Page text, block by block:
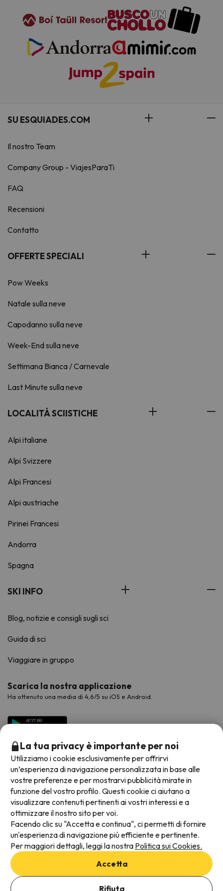
Aggiungi date per verificare la disponibilità
SU ESQUIADES.COM
Il nostro Team
Company Group - ViajesParaTi
FAQ
Recensioni
Contatto
OFFERTE SPECIALI
Pow Weeks
Natale sulla neve
Capodanno sulla neve
Week-End sulla neve
Settimana Bianca / Carnevale
Last Minute sulla neve
LOCALITÀ SCIISTICHE
Alpi italiane
Alpi Svizzere
Alpi Francesi
Alpi austriache
Pirinei Francesi
Andorra
Spagna
SKI INFO
Blog, notizie e consigli sugli sci
Guida di sci
Viaggiare in gruppo
Scarica la nostra applicazione
Ha ottenuto una media di 4,6/5 su iOS e Android.
Metodi di pagamento disponibili
Termini e condizioni generali
Protezione dei dati
Informativa sui cookie
La tua privacy è importante per noi
Utilizziamo i cookie esclusivamente per offrirvi
un’esperienza di navigazione personalizzata in base alle
vostre preferenze e per mostrarvi pubblicità mirate in
funzione del vostro profilo. Questi cookie ci aiutano a
visualizzare contenuti pertinenti ai vostri interessi e a
ottimizzare il nostro sito per voi.
Facendo clic su "Accetta e continua", ci permetti di fornire
un'esperienza di navigazione più efficiente e pertinente.
Per maggiori dettagli, leggi la nostra Politica sui Cookies.
Accetta
Rifiuta